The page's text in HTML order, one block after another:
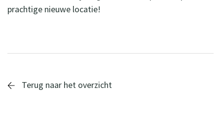
prachtige nieuwe locatie!
Terug naar het overzicht